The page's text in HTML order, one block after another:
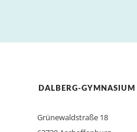
DALBERG-GYMNASIUM
Grünewaldstraße 18